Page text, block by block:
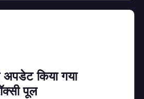
किया गया
पूल